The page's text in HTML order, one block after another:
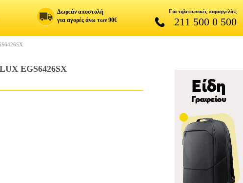
Δωρεάν αποστολή
για αγορές άνω των 90€
Για τηλεφωνικές παραγγελίες
211 500 0 500
EGS6426SX